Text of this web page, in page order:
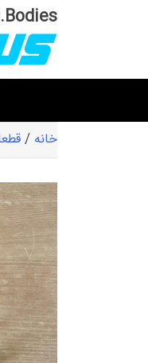
خانه /